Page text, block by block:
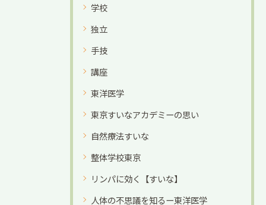
学校
独立
手技
講座
東洋医学
東京すいなアカデミーの思い
自然療法すいな
整体学校東京
リンパに効く【すいな】
人体の不思議を知るー東洋医学